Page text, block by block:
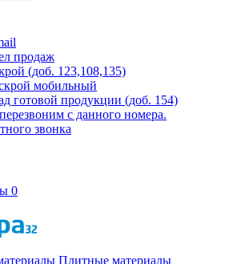
продаж
(доб. 123,108,135)
мобильный
готовой продукции (доб. 154)
с данного номера.
звонка
0
Плитные материалы